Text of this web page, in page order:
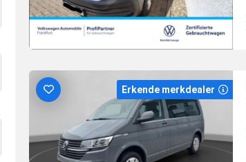
Erkende merkdealer